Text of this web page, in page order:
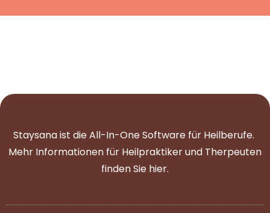
Staysana ist die All-In-One Software für Heilberufe.
Mehr Informationen für Heilpraktiker und Therpeuten
finden Sie hier.